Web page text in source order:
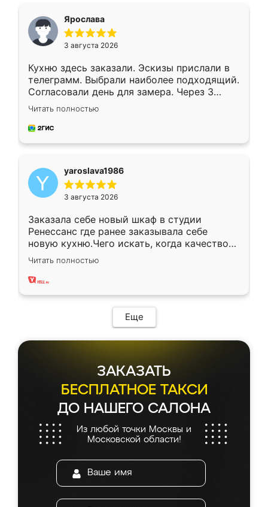
Ярослава
3 августа 2026
Кухню здесь заказали. Эскизы прислали в
телеграмм. Выбрали наиболее подходящий.
Согласовали день для замера. Через 3
недели кухня была уже готова. Остались
довольны работой. Спасибо Ренессанс
мебель за качественную работу!
Читать полностью
yaroslava1986
3 августа 2026
Заказала себе новый шкаф в студии
Ренессанс где ранее заказывала себе
новую кухню.Чего искать, когда качеством
вполне довольна. Служит кухня уже почти
два года, нареканий нет.
Читать полностью
Еще
ЗАКАЗАТЬ
БЕСПЛАТНОЕ ТАКСИ
ДО НАШЕГО САЛОНА
Из любой точки Москвы и
Московской области!